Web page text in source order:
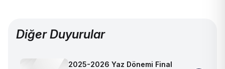
Diğer Duyurular
2025-2026 Yaz Dönemi Final